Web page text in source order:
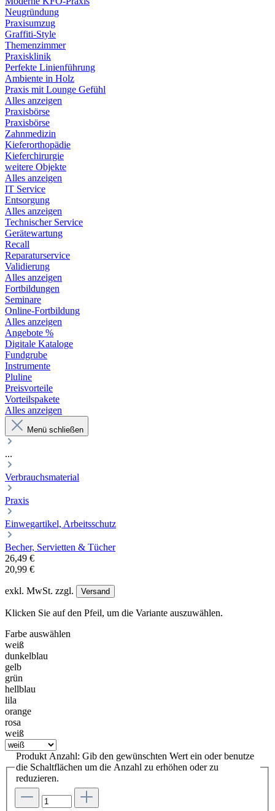
Neugründung
Praxisumzug
Graffiti-Style
Themenzimmer
Praxisklinik
Perfekte Linienführung
Ambiente in Holz
Praxis mit Lounge Gefühl
Alles anzeigen
Praxisbörse
Praxisbörse
Zahnmedizin
Kieferorthopädie
Kieferchirurgie
weitere Objekte
Alles anzeigen
IT Service
Entsorgung
Alles anzeigen
Technischer Service
Gerätewartung
Recall
Reparaturservice
Validierung
Alles anzeigen
Fortbildungen
Seminare
Online-Fortbildung
Alles anzeigen
Angebote %
Digitale Kataloge
Fundgrube
Instrumente
Pluline
Preisvorteile
Vorteilspakete
Alles anzeigen
Menü schließen
...
Verbrauchsmaterial
Praxis
Einwegartikel, Arbeitsschutz
Becher, Servietten & Tücher
26,49 €
20,99 €
exkl. MwSt. zzgl. Versand
Klicken Sie auf den Pfeil, um die Variante auszuwählen.
Farbe auswählen
weiß
dunkelblau
gelb
grün
hellblau
lila
orange
rosa
weiß
Produkt Anzahl: Gib den gewünschten Wert ein oder benutze
die Schaltflächen um die Anzahl zu erhöhen oder zu
reduzieren.